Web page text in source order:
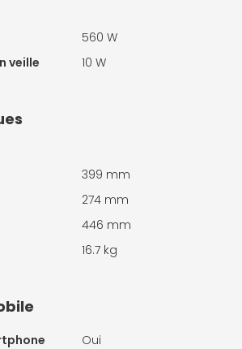
560 W
veille
10 W
399 mm
274 mm
446 mm
16.7 kg
Oui